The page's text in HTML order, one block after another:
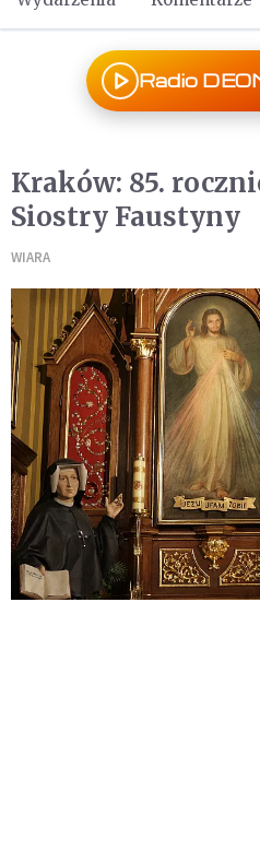
Radio
Kraków: 85.
Siostry Faustyny
WIARA